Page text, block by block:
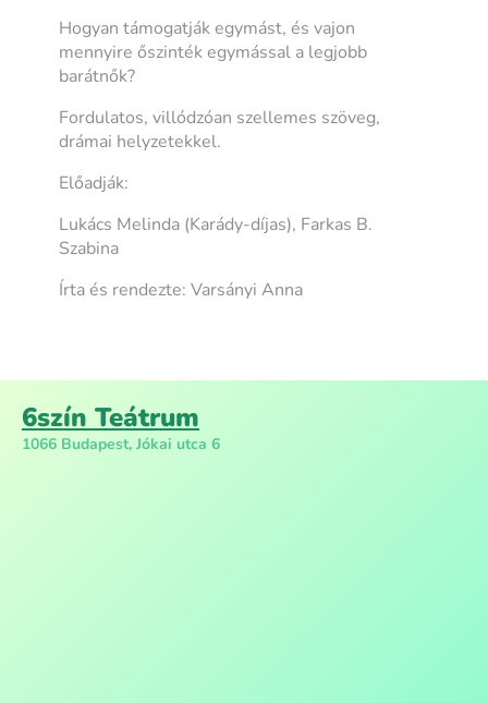
Hogyan támogatják egymást, és vajon
mennyire őszinték egymással a legjobb
barátnők?
Fordulatos, villódzóan szellemes szöveg,
drámai helyzetekkel.
Előadják:
Lukács Melinda (Karády-díjas), Farkas B.
Szabina
Írta és rendezte: Varsányi Anna
6szín Teátrum
1066 Budapest, Jókai utca 6